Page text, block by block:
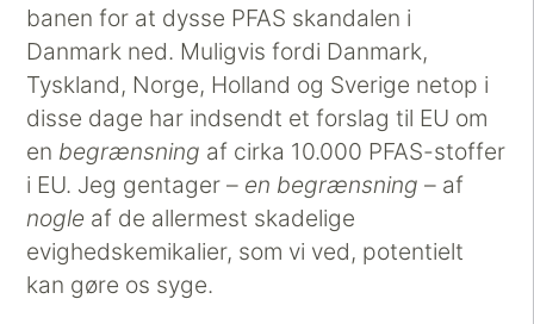
banen for at dysse PFAS skandalen i
Danmark ned. Muligvis fordi Danmark,
Tyskland, Norge, Holland og Sverige netop i
disse dage har indsendt et forslag til EU om
en begrænsning af cirka 10.000 PFAS-stoffer
i EU. Jeg gentager – en begrænsning – af
nogle af de allermest skadelige
evighedskemikalier, som vi ved, potentielt
kan gøre os syge.